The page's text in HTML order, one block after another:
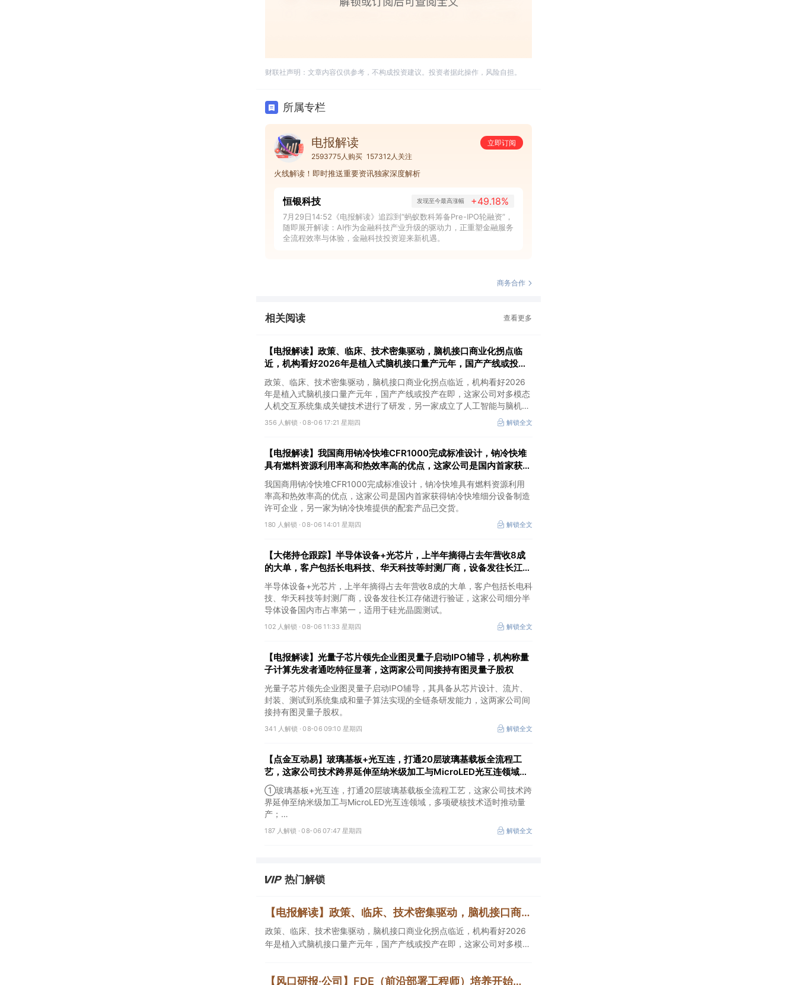
财联社声明：文章内容仅供参考，不构成投资建议。投资者据此操作，风险自担。
所属专栏
电报解读
立即订阅
2593775人购买 157312人关注
火线解读！即时推送重要资讯独家深度解析
恒银科技 发现至今最高涨幅 +49.18%
7月29日14:52《电报解读》追踪到“蚂蚁数科筹备Pre-IPO轮融资”，
随即展开解读：AI作为金融科技产业升级的驱动力，正重塑金融服务
全流程效率与体验，金融科技投资迎来新机遇。
商务合作
相关阅读 查看更多
【电报解读】政策、临床、技术密集驱动，脑机接口商业化拐点临
近，机构看好2026年是植入式脑机接口量产元年，国产产线或投产
在即，这家公司对多模态人机交互系统集成关键技术进行了研发
政策、临床、技术密集驱动，脑机接口商业化拐点临近，机构看好2026
年是植入式脑机接口量产元年，国产产线或投产在即，这家公司对多模态
人机交互系统集成关键技术进行了研发，另一家成立了人工智能与脑机工
程研究院。
356 人解锁 ·08-06 17:21 星期四 解锁全文
【电报解读】我国商用钠冷快堆CFR1000完成标准设计，钠冷快堆
具有燃料资源利用率高和热效率高的优点，这家公司是国内首家获得
钠冷快堆细分设备制造许可企业
我国商用钠冷快堆CFR1000完成标准设计，钠冷快堆具有燃料资源利用
率高和热效率高的优点，这家公司是国内首家获得钠冷快堆细分设备制造
许可企业，另一家为钠冷快堆提供的配套产品已交货。
180 人解锁 ·08-06 14:01 星期四 解锁全文
【大佬持仓跟踪】半导体设备+光芯片，上半年摘得占去年营收8成
的大单，客户包括长电科技、华天科技等封测厂商，设备发往长江存
储进行验证，这家公司细分设备国内市占率第一
半导体设备+光芯片，上半年摘得占去年营收8成的大单，客户包括长电科
技、华天科技等封测厂商，设备发往长江存储进行验证，这家公司细分半
导体设备国内市占率第一，适用于硅光晶圆测试。
102 人解锁 ·08-06 11:33 星期四 解锁全文
【电报解读】光量子芯片领先企业图灵量子启动IPO辅导，机构称量
子计算先发者通吃特征显著，这两家公司间接持有图灵量子股权
光量子芯片领先企业图灵量子启动IPO辅导，其具备从芯片设计、流片、
封装、测试到系统集成和量子算法实现的全链条研发能力，这两家公司间
接持有图灵量子股权。
341 人解锁 ·08-06 09:10 星期四 解锁全文
【点金互动易】玻璃基板+光互连，打通20层玻璃基载板全流程工
艺，这家公司技术跨界延伸至纳米级加工与MicroLED光互连领域，
多项硬核技术适时推动量产
①玻璃基板+光互连，打通20层玻璃基载板全流程工艺，这家公司技术跨
界延伸至纳米级加工与MicroLED光互连领域，多项硬核技术适时推动量
产；
②先进封装+CPO，基于自有Chiplet技术推出先进封装平台，2.5D封装
产品已完成通线并送样验证，这家公司积极开展CPO光电共封装及玻璃基
187 人解锁 ·08-06 07:47 星期四 解锁全文
热门解锁
【电报解读】政策、临床、技术密集驱动，脑机接口商业化拐点临近，机构看好2026年是植入式脑机接口量产元年，国产产线或投产在即，这家公司对多模态人机交互系统集成关键技术进行了研发
政策、临床、技术密集驱动，脑机接口商业化拐点临近，机构看好2026
年是植入式脑机接口量产元年，国产产线或投产在即，这家公司对多模态
【风口研报·公司】FDE（前沿部署工程师）培养开始走向体系化实践，公司金融AIAgent工作流平台可提供FDE专项支持，打开了高价值行业的落地空间；另有公司兼具成长强确定性、低估值、高股息属性